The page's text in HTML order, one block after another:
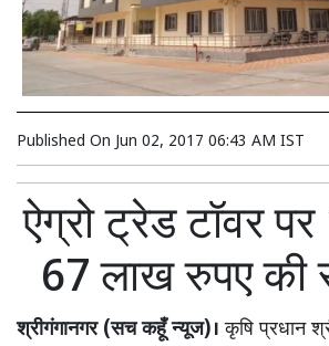
Published On Jun 02, 2017 06:43 AM IST
ऐग्रो ट्रेड टॉवर
67 लाख रुपए की
श्रीगंगानगर (सच कहूँ न्यूज)। कृषि प्रधान